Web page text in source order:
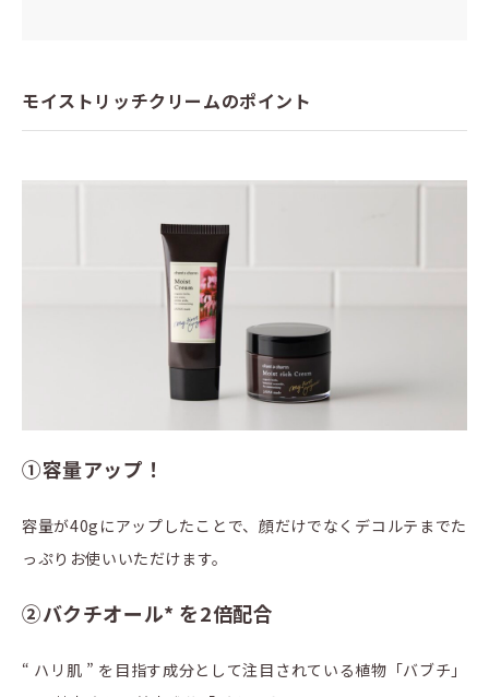
モイストリッチクリームのポイント
①容量アップ！
容量が40gにアップしたことで、顔だけでなくデコルテまでた
っぷりお使いいただけます。
②バクチオール* を2倍配合
“ ハリ肌 ” を目指す成分として注目されている植物「バブチ」